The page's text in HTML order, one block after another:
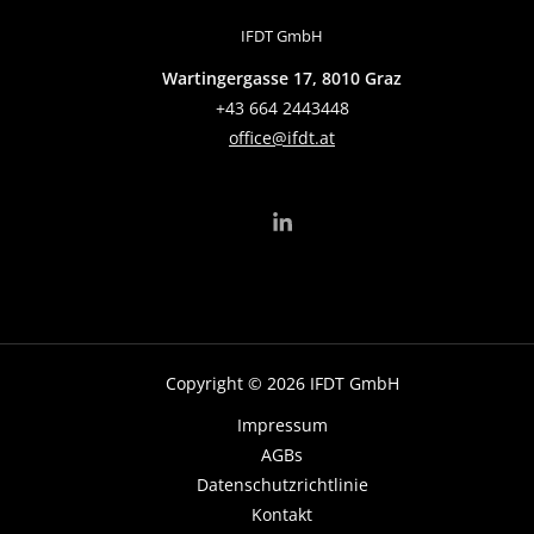
IFDT GmbH
Wartingergasse 17, 8010 Graz
+43 664 2443448
office@ifdt.at
Copyright © 2026 IFDT GmbH
Impressum
AGBs
Datenschutzrichtlinie
Kontakt